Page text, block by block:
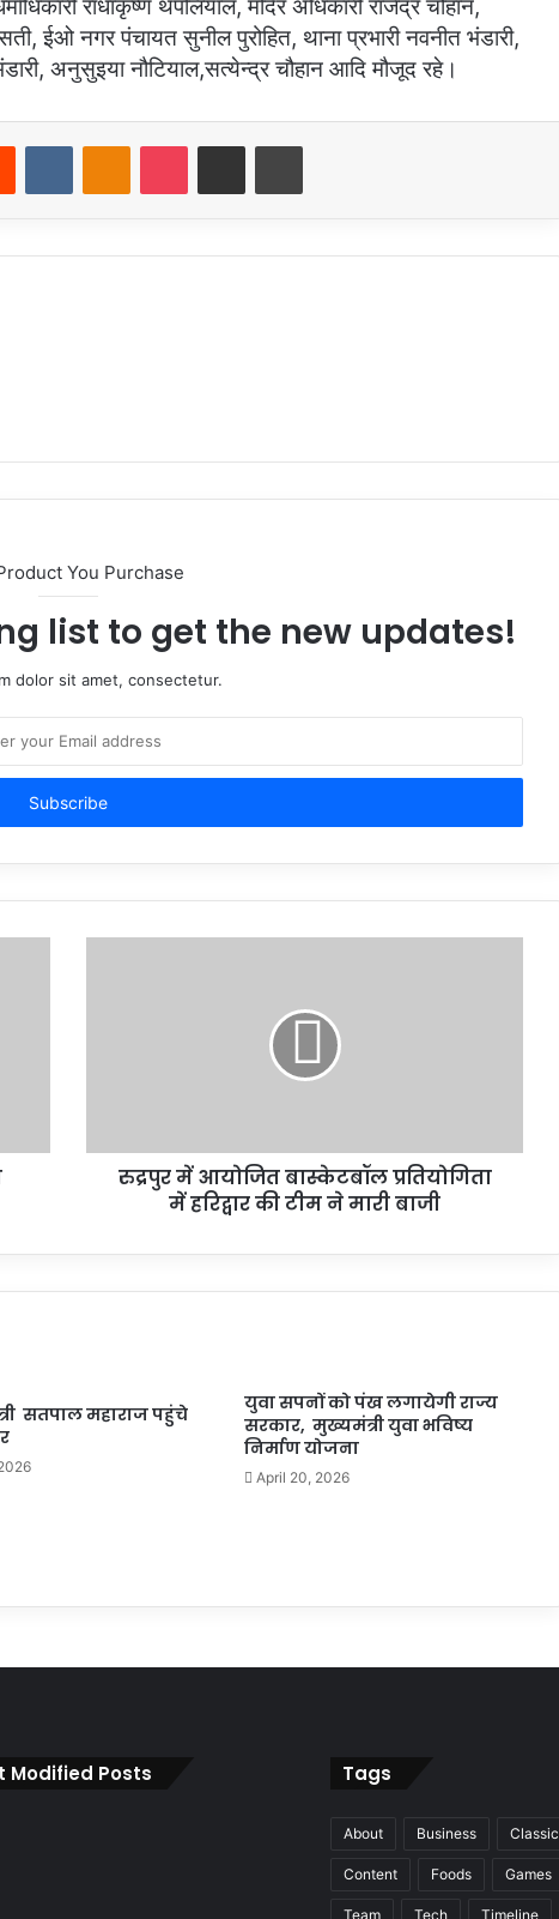
राधाकृष्ण थपलियाल, मंदिर अधिकारी राजेंद्र चौहान,
सती, ईओ नगर पंचायत सुनील पुरोहित, थाना प्रभारी नवनीत भंडारी,
अनुसुइया नौटियाल,सत्येन्द्र चौहान आदि मौजूद रहे।
Reddit VKontakteOdnoklassniki
Pocket Share via Email Print
You Purchase
list to get the new updates!
dolor sit amet, consectetur.
रुद्रपुर में आयोजित बास्केटबॉल प्रतियोगिता
में हरिद्वार की टीम ने मारी बाजी
सतपाल महाराज पहुंचे
युवा सपनों को पंख लगायेगी राज्य
सरकार, मुख्यमंत्री युवा भविष्य
निर्माण योजना
April 20, 2026
Modified Posts Tags
About Business Classic
Content Foods Games
Team Tech Timeline